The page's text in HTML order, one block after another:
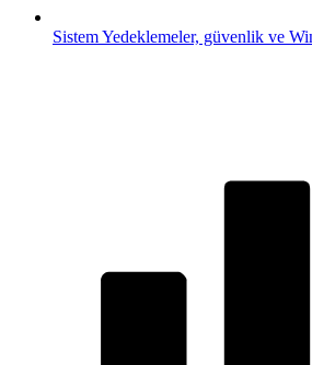
SistemYedeklemeler, güvenlik ve